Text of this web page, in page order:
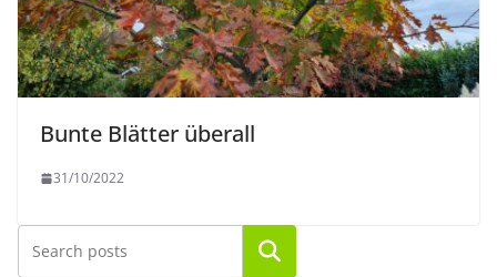
Bunte Blätter überall
31/10/2022
Suchen